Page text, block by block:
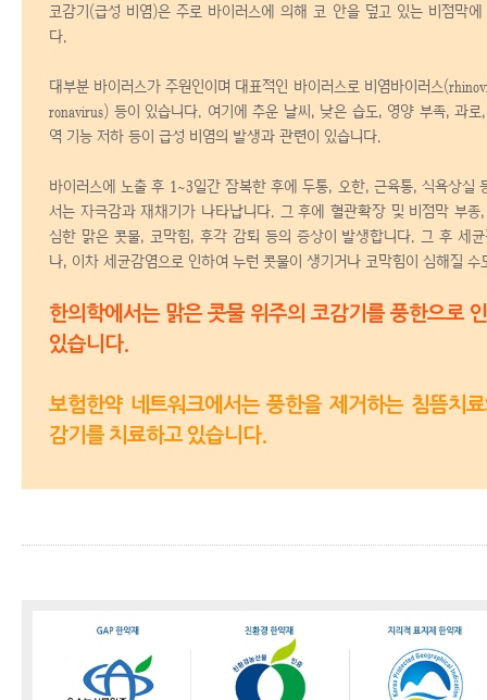
코감기(급성 비염)은 주로 바이러스에 의해 코 안을 덮고 있는 비점막
다.
대부분 바이러스가 주원인이며 대표적인 바이러스로 비염바이러스
ronavirus) 등이 있습니다. 여기에 추운 날씨, 낮은 습도, 영양 부족, 과
역 기능 저하 등이 급성 비염의 발생과 관련이 있습니다.
바이러스에 노출 후 1~3일간 잠복한 후에 두통, 오한, 근육통, 식욕상실
서는 자극감과 재채기가 나타납니다. 그 후에 혈관확장 및 비점막 부
심한 맑은 콧물, 코막힘, 후각 감퇴 등의 증상이 발생합니다. 그 후 세
나, 이차 세균감염으로 인하여 누런 콧물이 생기거나 코막힘이 심해질 수
한의학에서는 맑은 콧물 위주의 코감기를 풍한으로
있습니다.
보험한약 네트워크에서는 풍한을 제거하는 침뜸치
감기를 치료하고 있습니다.